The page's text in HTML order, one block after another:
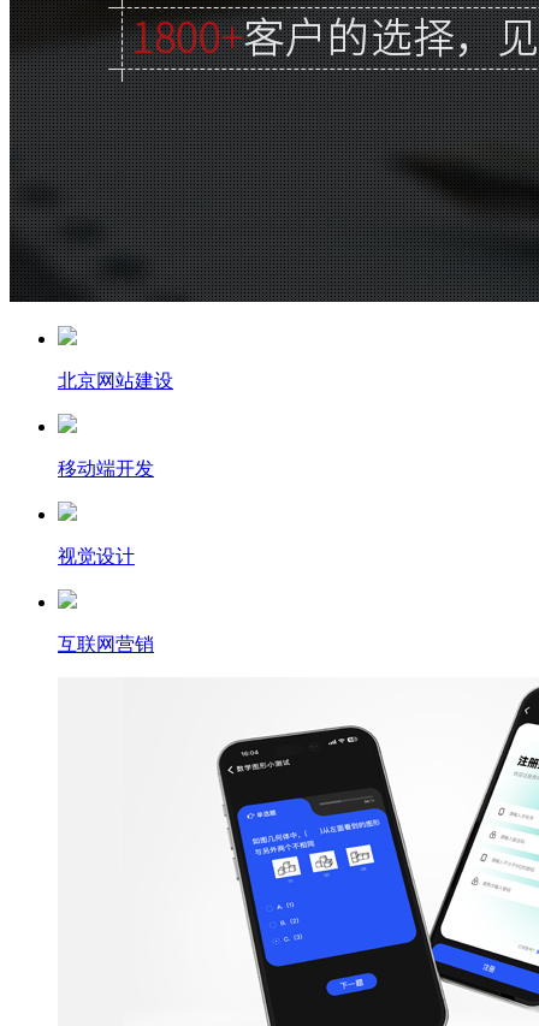
北京网站建设
移动端开发
视觉设计
互联网营销